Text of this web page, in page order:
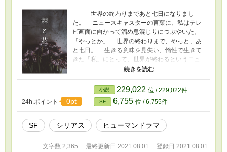
――世界の終わりまであと七日になりまし
た。 ニュースキャスターの言葉に、私はテレ
ビ画面に向かって溜め息混じりにつぶやいた。
「やっとか」 世界の終わりまで、やっと、あ
と七日。 生きる意味を見失い、惰性で生きて
きた「私」にとって、世界が終わるというニュ
ースはこれ以上ない朗報だった。 その日が来
ごす中、手元にあったサボテンに小さな変化が
起きていることに「私」は気がついた――。
pixiv「日本SF作家クラブの小さな小説コンテス
ト」（さなコン）応募作品。 その他小説投稿サ
イトにも投稿させていただいております。 --- 表
紙作成：かんたん表紙メーカー 写真素材：
Annie Spratt
24h.ポイント 0pt
小説 229,022 位 / 229,022件
SF 6,755 位 / 6,755件
SF シリアス ヒューマンドラマ
文字数 2,365 最終更新日 2021.08.01 登録日 2021.08.01